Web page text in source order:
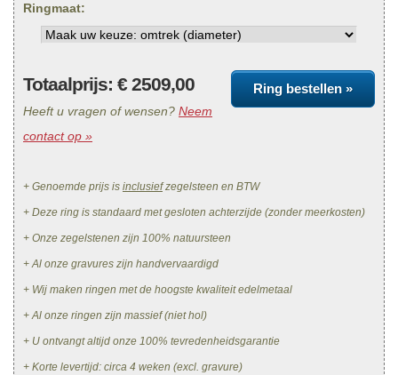
Ringmaat:
Ring bestellen »
Totaalprijs: €2509,00
Heeft u vragen of wensen? Neem
contact op »
+ Genoemde prijs is inclusiefzegelsteen en BTW
+ Deze ring is standaard met gesloten achterzijde (zonder meerkosten)
+ Onze zegelstenen zijn 100% natuursteen
+ Al onze gravures zijn handvervaardigd
+ Wij maken ringen met de hoogste kwaliteit edelmetaal
+ Al onze ringen zijn massief (niet hol)
+ U ontvangt altijd onze 100% tevredenheidsgarantie
+ Korte levertijd: circa 4 weken (excl. gravure)